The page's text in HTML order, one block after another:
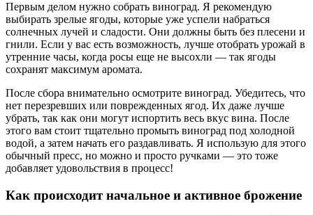
Первым делом нужно собрать виноград. Я рекомендую
выбирать зрелые ягоды, которые уже успели набраться
солнечных лучей и сладости. Они должны быть без плесени и
гнили. Если у вас есть возможность, лучше отобрать урожай в
утренние часы, когда росы еще не высохли — так ягоды
сохранят максимум аромата.
После сбора внимательно осмотрите виноград. Убедитесь, что
нет перезревших или поврежденных ягод. Их даже лучше
убрать, так как они могут испортить весь вкус вина. После
этого вам стоит тщательно промыть виноград под холодной
водой, а затем начать его раздавливать. Я использую для этого
обычный пресс, но можно и просто ручками — это тоже
добавляет удовольствия в процесс!
Как происходит начальное и активное брожение